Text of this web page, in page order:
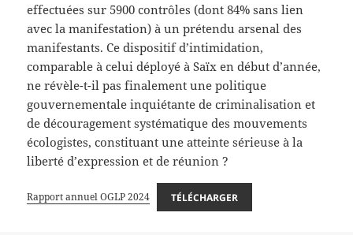
effectuées sur 5900 contrôles (dont 84% sans lien
avec la manifestation) à un prétendu arsenal des
manifestants. Ce dispositif d’intimidation,
comparable à celui déployé à Saïx en début d’année,
ne révèle-t-il pas finalement une politique
gouvernementale inquiétante de criminalisation et
de découragement systématique des mouvements
écologistes, constituant une atteinte sérieuse à la
liberté d’expression et de réunion ?
Rapport annuel OGLP 2024 TÉLÉCHARGER